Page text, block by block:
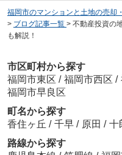
福岡市のマンションと土地の売却
> ブログ記事一覧 > 不動産投資の
も解説！
市区町村から探す
福岡市東区 / 福岡市西区 /
福岡市早良区
町名から探す
香住ヶ丘 / 千早 / 原田 / 十
路線から探す